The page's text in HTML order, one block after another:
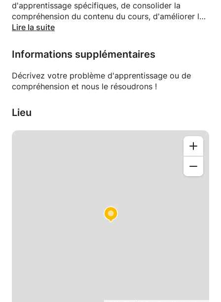
d'apprentissage spécifiques, de consolider la
compréhension du contenu du cours, d'améliorer les
compétences de préparation aux évaluations et de
de leurs connaissances biologiques aux évaluations
et aux activités en classe.
Lire la suite
Informations supplémentaires
Décrivez votre problème d'apprentissage ou de
compréhension et nous le résoudrons !
Lieu